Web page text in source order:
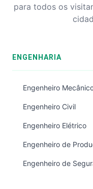
para todos os
ENGENHARIA
Engenheiro
Engenheiro Civil
Engenheiro Elétrico
Engenheiro de
Engenheiro de